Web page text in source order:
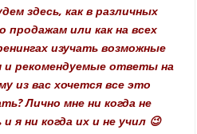
здесь, как в различных
продажам или как на всех
изучать возможные
и рекомендуемые ответы на
из вас хочется все это
Лично мне ни когда не
я ни когда их и не учил 😉